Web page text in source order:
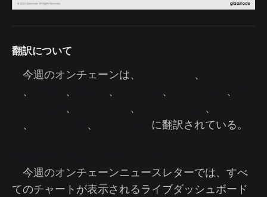
翻訳について
今週のオンチェーンは、 、
、 、 、 、 、
、 、 、
、 、 に翻訳されている。
今週のオンチェーンニュースレターでは、すべ
てのチャートが表示されるライブダッシュボード